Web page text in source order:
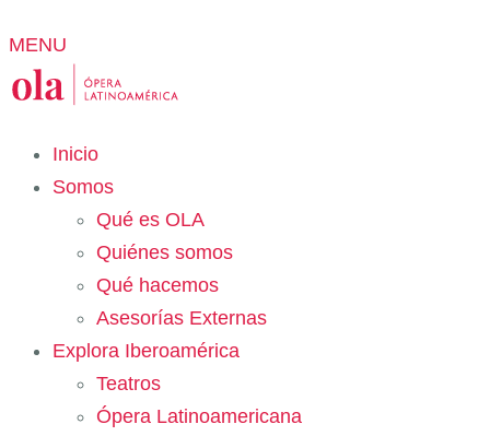
MENU
Inicio
Somos
Qué es OLA
Quiénes somos
Qué hacemos
Asesorías Externas
Explora Iberoamérica
Teatros
Ópera Latinoamericana